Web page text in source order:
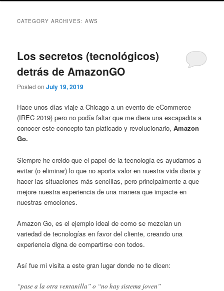
CATEGORY ARCHIVES:AWS
Los secretos (tecnológicos)
detrás de AmazonGO
Posted onJuly 19, 2019
Hace unos días viaje a Chicago a un evento de eCommerce
(IREC 2019) pero no podía faltar que me diera una escapadita a
conocer este concepto tan platicado y revolucionario,Amazon
Go.
Siempre he creido que el papel de la tecnología es ayudarnos a
evitar (o eliminar) lo que no aporta valor en nuestra vida diaria y
hacer las situaciones más sencillas, pero principalmente a que
mejore nuestra experiencia de una manera que impacte en
nuestras emociones.
Amazon Go, es el ejemplo ideal de como se mezclan un
variedad de tecnologías en favor del cliente, creando una
experiencia digna de compartirse con todos.
Así fue mi visita a este gran lugar donde no te dicen:
“pase a la otra ventanilla” o “no hay sistema joven”